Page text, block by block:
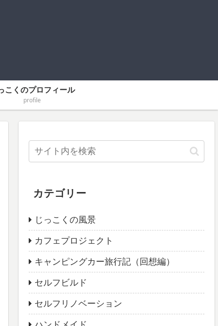
こくのプロフィール
profile
カテゴリー
じっこくの風景
カフェプロジェクト
キャンピングカー旅行記（回想編）
セルフビルド
セルフリノベーション